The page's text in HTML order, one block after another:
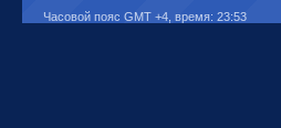
Часовой пояс GMT +4, время: 23:53